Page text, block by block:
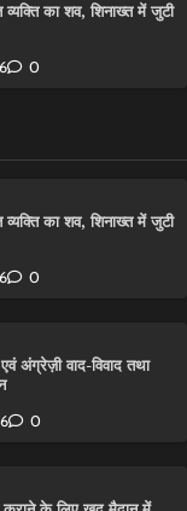
का शव, शिनाख्त में जुटी
0
का शव, शिनाख्त में जुटी
0
अंग्रेज़ी वाद-विवाद तथा
0